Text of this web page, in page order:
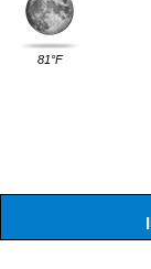
81°F